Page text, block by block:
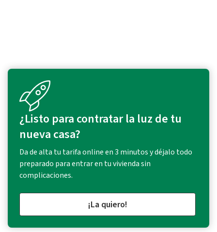
¿Listo para contratar la luz de tu
nueva casa?
Da de alta tu tarifa online en 3 minutos y déjalo todo
preparado para entrar en tu vivienda sin
complicaciones.
¡La quiero!